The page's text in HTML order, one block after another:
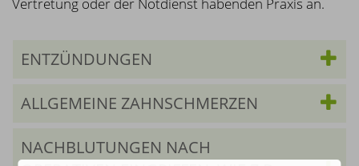
ENTZÜNDUNGEN
ALLGEMEINE ZAHNSCHMERZEN
NACHBLUTUNGEN NACH